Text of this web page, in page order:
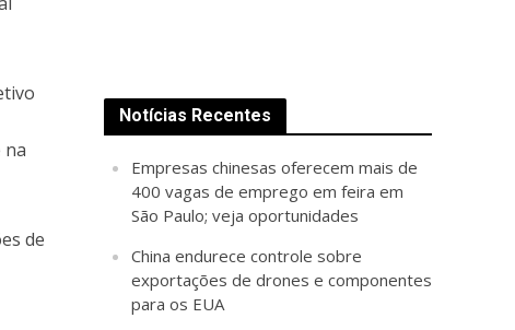
na
de
Notícias Recentes
Empresas chinesas oferecem mais de
400 vagas de emprego em feira em
São Paulo; veja oportunidades
China endurece controle sobre
exportações de drones e componentes
para os EUA